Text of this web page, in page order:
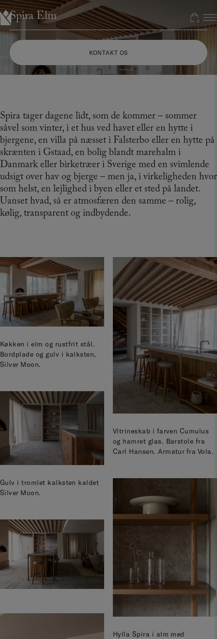
Hop
til
indholdet
0
0
Spira Elm
KONTAKT OS
Spira tager dagene lidt, som de kommer – sommer
såvel som vinter, i et hus ved havet eller en hytte i
bjergene, en villa på næsset i Falsterbo eller en hytte på
skrænten i Gstaad, en bolig blandt marehalm i
Danmark eller birketræer i Sverige med en svimlende
udsigt over hav og bjerge – men ja, i virkeligheden hvor
som helst, en lejlighed i byen eller et sted på landet.
Uanset hvad, så er atmosfæren den samme – rolig,
kølig, transparent og indbydende.
Køkken i elm og rustfrit stål.
Bordplade og gulv i kalksten,
Silver Moon.
Vitrineskab i farven Cumulus
og hamret glas. Barstole fra
Carl Hansen. Armatur fra Vola.
Gulv i tromlet kalksten kaldet
Silver Moon.
Hylla Spira i alm med